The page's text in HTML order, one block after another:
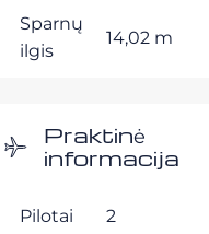
Sparnų
ilgis
14,02 m
Praktinė
informacija
Pilotai 2